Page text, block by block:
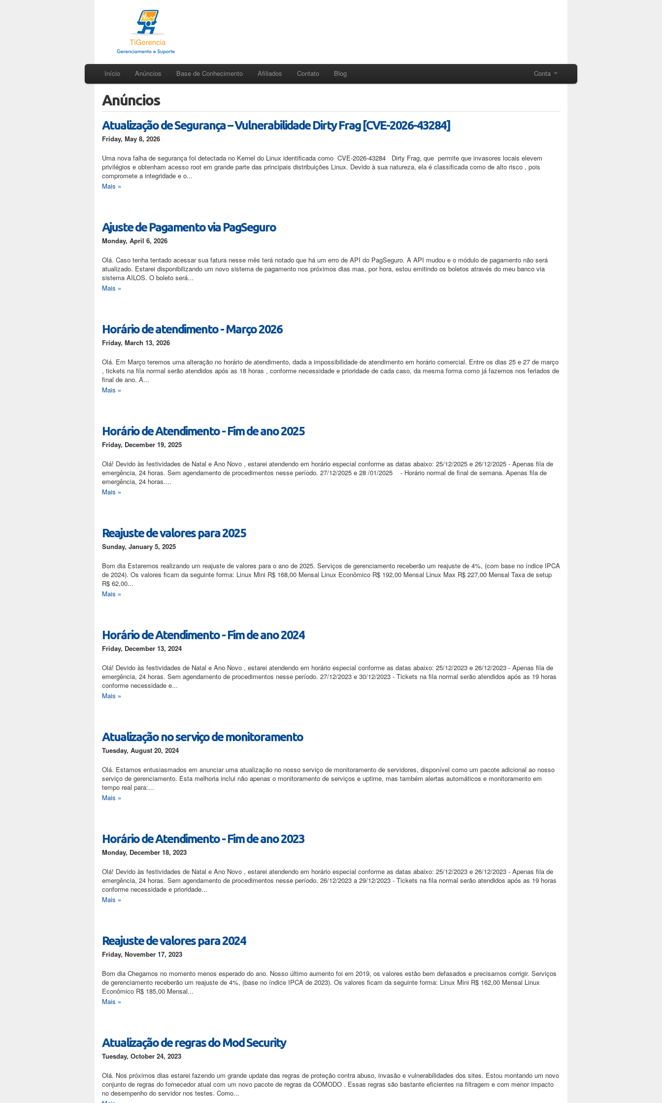
Início Anúncios Base de Conhecimento Afiliados Contato Blog Conta
Anúncios
Atualização de Segurança – Vulnerabilidade Dirty Frag [CVE-2026-43284]
Friday, May 8, 2026
Uma nova falha de segurança foi detectada no Kernel do Linux identificada como CVE-2026-43284 Dirty Frag, que permite que invasores locais elevem
privilégios e obtenham acesso root em grande parte das principais distribuições Linux. Devido à sua natureza, ela é classificada como de alto risco , pois
compromete a integridade e o...
Mais »
Ajuste de Pagamento via PagSeguro
Monday, April 6, 2026
Olá. Caso tenha tentado acessar sua fatura nesse mês terá notado que há um erro de API do PagSeguro. A API mudou e o módulo de pagamento não será
atualizado. Estarei disponibilizando um novo sistema de pagamento nos próximos dias mas, por hora, estou emitindo os boletos através do meu banco via
sistema AILOS. O boleto será...
Mais »
Horário de atendimento - Março 2026
Friday, March 13, 2026
Olá. Em Março teremos uma alteração no horário de atendimento, dada a impossibilidade de atendimento em horário comercial. Entre os dias 25 e 27 de março
, tickets na fila normal serão atendidos após as 18 horas , conforme necessidade e prioridade de cada caso, da mesma forma como já fazemos nos feriados de
final de ano. A...
Mais »
Horário de Atendimento - Fim de ano 2025
Friday, December 19, 2025
Olá! Devido às festividades de Natal e Ano Novo , estarei atendendo em horário especial conforme as datas abaixo: 25/12/2025 e 26/12/2025 - Apenas fila de
emergência, 24 horas. Sem agendamento de procedimentos nesse período. 27/12/2025 e 28 /01/2025 - Horário normal de final de semana. Apenas fila de
emergência, 24 horas....
Mais »
Reajuste de valores para 2025
Sunday, January 5, 2025
Bom dia Estaremos realizando um reajuste de valores para o ano de 2025. Serviços de gerenciamento receberão um reajuste de 4%, (com base no índice IPCA
de 2024). Os valores ficam da seguinte forma: Linux Mini R$ 168,00 Mensal Linux Econômico R$ 192,00 Mensal Linux Max R$ 227,00 Mensal Taxa de setup
R$ 62,00...
Mais »
Horário de Atendimento - Fim de ano 2024
Friday, December 13, 2024
Olá! Devido às festividades de Natal e Ano Novo , estarei atendendo em horário especial conforme as datas abaixo: 25/12/2023 e 26/12/2023 - Apenas fila de
emergência, 24 horas. Sem agendamento de procedimentos nesse período. 27/12/2023 e 30/12/2023 - Tickets na fila normal serão atendidos após as 19 horas
conforme necessidade e...
Mais »
Atualização no serviço de monitoramento
Tuesday, August 20, 2024
Olá. Estamos entusiasmados em anunciar uma atualização no nosso serviço de monitoramento de servidores, disponível como um pacote adicional ao nosso
serviço de gerenciamento. Esta melhoria inclui não apenas o monitoramento de serviços e uptime, mas também alertas automáticos e monitoramento em
tempo real para:...
Mais »
Horário de Atendimento - Fim de ano 2023
Monday, December 18, 2023
Olá! Devido às festividades de Natal e Ano Novo , estarei atendendo em horário especial conforme as datas abaixo: 25/12/2023 e 26/12/2023 - Apenas fila de
emergência, 24 horas. Sem agendamento de procedimentos nesse período. 26/12/2023 a 29/12/2023 - Tickets na fila normal serão atendidos após as 19 horas
conforme necessidade e prioridade...
Mais »
Reajuste de valores para 2024
Friday, November 17, 2023
Bom dia Chegamos no momento menos esperado do ano. Nosso último aumento foi em 2019, os valores estão bem defasados e precisamos corrigir. Serviços
de gerenciamento receberão um reajuste de 4%, (base no índice IPCA de 2023). Os valores ficam da seguinte forma: Linux Mini R$ 162,00 Mensal Linux
Econômico R$ 185,00 Mensal...
Mais »
Atualização de regras do Mod Security
Tuesday, October 24, 2023
Olá. Nos próximos dias estarei fazendo um grande update das regras de proteção contra abuso, invasão e vulnerabilidades dos sites. Estou montando um novo
conjunto de regras do fornecedor atual com um novo pacote de regras da COMODO . Essas regras são bastante eficientes na filtragem e com menor impacto
no desempenho do servidor nos testes. Como...